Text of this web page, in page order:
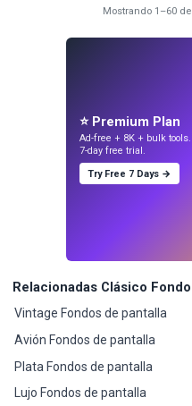
Mostrando 1–60
⭐ Premium Plan
Ad-free + 8K + bulk tools.
7-day free trial.
Try Free 7 Days →
Relacionadas Clásico
Vintage Fondos de pantalla
Avión Fondos de pantalla
Plata Fondos de pantalla
Lujo Fondos de pantalla